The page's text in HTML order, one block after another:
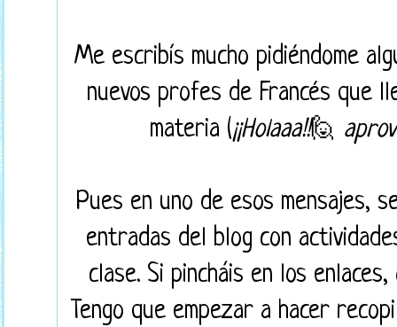
Me escribís mucho pidiéndome
nuevos profes de Francés que
materia (¡¡Holaaa!!🙋
Pues en uno de esos mensajes,
entradas del blog con
clase. Si pincháis en los
Tengo que empezar a hacer